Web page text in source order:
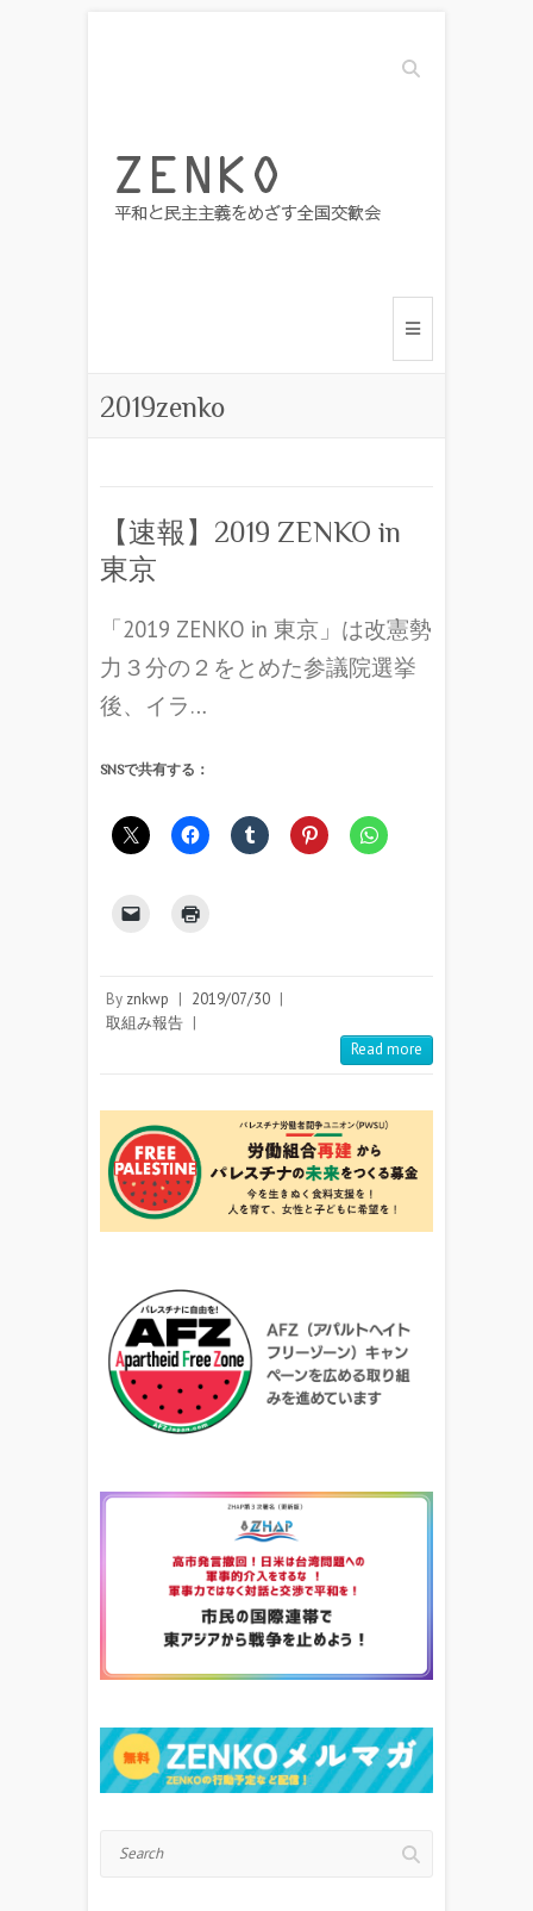
Search
2019zenko
【速報】2019 ZENKO in
東京
「2019 ZENKO in 東京」は改憲勢
力３分の２をとめた参議院選挙
後、イラ…
SNSで共有する：
By znkwp | 2019/07/30 |
取組み報告 |
Read more